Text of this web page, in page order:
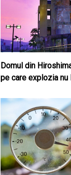
Domul din
pe care explozia